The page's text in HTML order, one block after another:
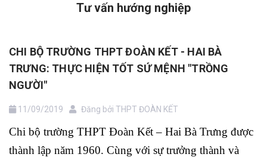
Tư vấn hướng nghiệp
CHI BỘ TRƯỜNG THPT ĐOÀN KẾT - HAI BÀ
TRƯNG: THỰC HIỆN TỐT SỨ MỆNH "TRỒNG
NGƯỜI"
11/09/2019 Đăng bởi THPT ĐOÀN KẾT
Chi bộ trường THPT Đoàn Kết – Hai Bà Trưng được
thành lập năm 1960. Cùng với sự trưởng thành và